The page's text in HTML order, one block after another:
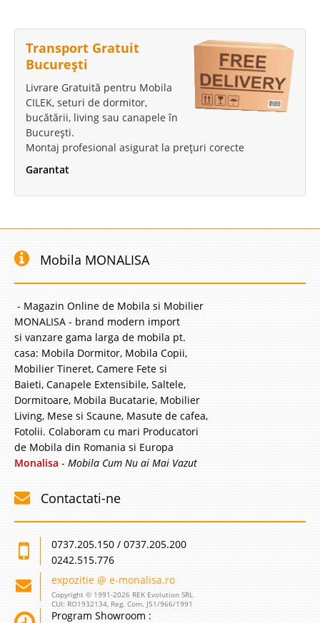
Transport Gratuit
București
Livrare Gratuită pentru Mobila
CILEK, seturi de dormitor,
bucătării, living sau canapele în
București.
Montaj profesional asigurat la prețuri corecte
Garantat
Mobila MONALISA
- Magazin Online de Mobila si Mobilier
MONALISA - brand modern import
si vanzare gama larga de mobila pt.
casa: Mobila Dormitor, Mobila Copii,
Mobilier Tineret, Camere Fete si
Baieti, Canapele Extensibile, Saltele,
Dormitoare, Mobila Bucatarie, Mobilier
Living, Mese si Scaune, Masute de cafea,
Fotolii. Colaboram cu mari Producatori
de Mobila din Romania si Europa
Monalisa - Mobila Cum Nu ai Mai Vazut
Contactati-ne
0737.205.150 / 0737.205.200
0242.515.776
expozitie @ e-monalisa.ro
Copyright © 1991-2026 REK Evolution SRL
CUI: RO1932134, Reg. Com. J51/966/1991
Program Showroom :